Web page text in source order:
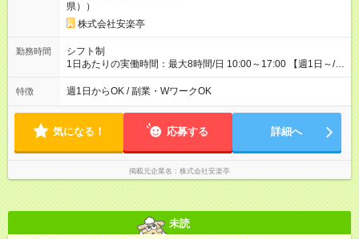
県））
株式会社安楽亭
勤務時間
シフト制
1日あたりの実働時間：最大8時間/日 10:00～17:00 【週1日～/1
日3時間～OK！】 ＊レギュラー勤務ももちろん大歓迎！ 「子ど
ものお迎えまでの時間」 「ランチタイムだけ」 など、家庭の予
談可能◎
特徴 週1日からOK / 副業・WワークOK
気になる！ 応募する 詳細へ
掲載元企業名 株式会社安楽亭
未読